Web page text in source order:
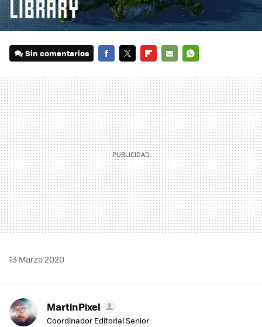
Sin comentarios
MAIL
13 Marzo 2020
MartinPixel
Coordinador Editorial Senior